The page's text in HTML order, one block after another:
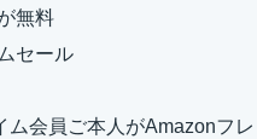
無料
セール
会員ご本人がAmazonフレ